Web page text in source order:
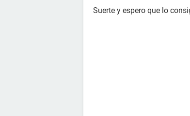
Suerte y espero que lo